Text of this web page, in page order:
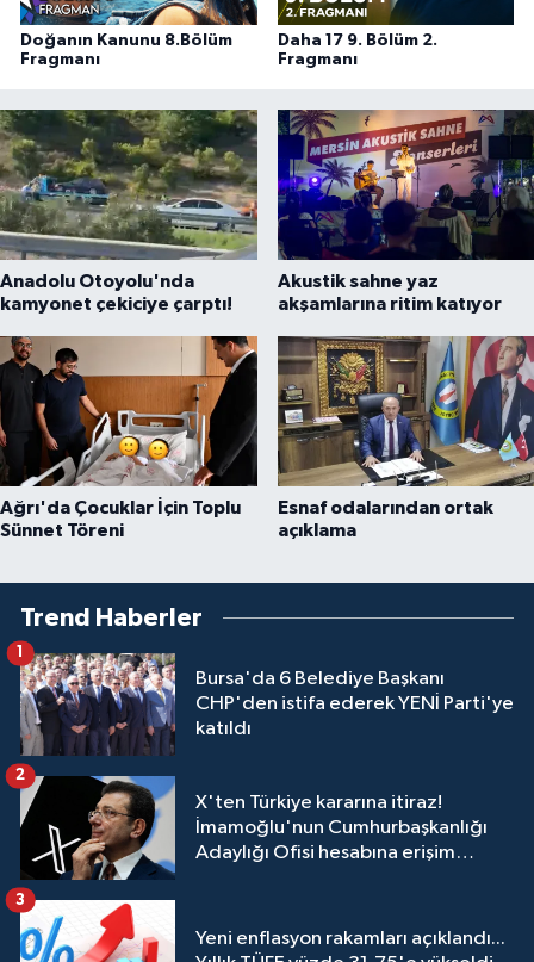
Doğanın Kanunu 8.Bölüm
Fragmanı
Daha 17 9. Bölüm 2.
Fragmanı
Anadolu Otoyolu'nda
kamyonet çekiciye çarptı!
Akustik sahne yaz
akşamlarına ritim katıyor
Ağrı'da Çocuklar İçin Toplu
Sünnet Töreni
Esnaf odalarından ortak
açıklama
Trend Haberler
Bursa'da 6 Belediye Başkanı
CHP'den istifa ederek YENİ Parti'ye
katıldı
1
X'ten Türkiye kararına itiraz!
İmamoğlu'nun Cumhurbaşkanlığı
Adaylığı Ofisi hesabına erişim
2
Yeni enflasyon rakamları açıklandı...
3